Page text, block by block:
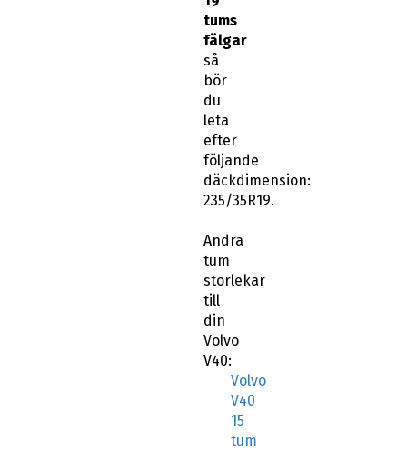
tums
fälgar
så
bör
du
leta
efter
följande
däckdimension:
235/35R19.
Andra
tum
storlekar
till
din
Volvo
V40:
Volvo
V40
15
tum